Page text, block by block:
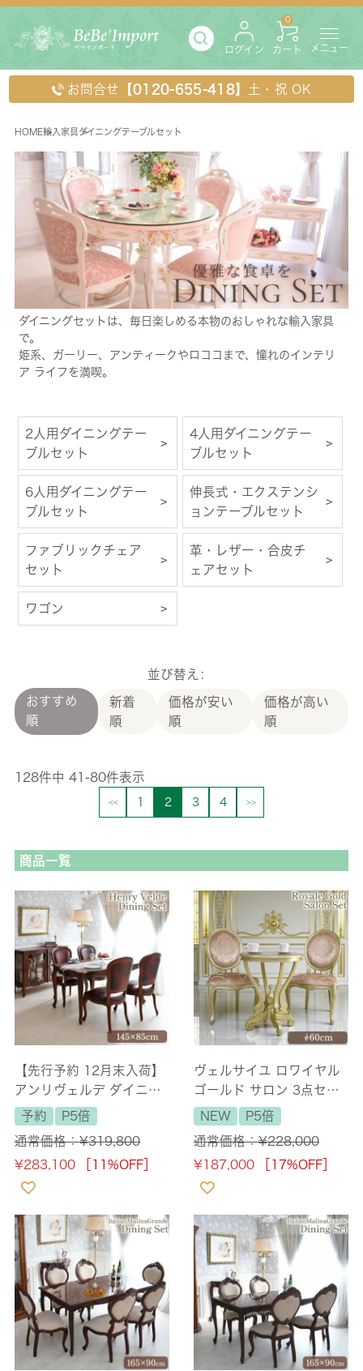
ログイン カート
0
メニュー
お問合せ 【0120-655-418】 土・祝 OK
HOME輸入家具ダイニングテーブルセット
ダイニングテーブルセット
ダイニングセットは、毎日楽しめる本物のおしゃれな輸入家具
で。
姫系、ガーリー、アンティークやロココまで、憧れのインテリ
ア ライフを満喫。
2人用ダイニングテー
ブルセット
4人用ダイニングテー
ブルセット
6人用ダイニングテー
ブルセット
伸長式・エクステンシ
ョンテーブルセット
ファブリックチェア
セット
革・レザー・合皮チ
ェアセット
ワゴン
並び替え
おすすめ
順
新着
順
価格が安い
順
価格が高い
順
128件中 41 -80件表示
2 3 4
商品一覧
【先行予約 12月末入荷】
アンリヴェルデ ダイニン
グセット5P 4人掛け ブラ
ウン ワイン 幅145cm
【送料無料/設置サービス
付】
予約
P5倍
通常価格：¥319,800
¥283,100 ［11%OFF］
ヴェルサイユ ロワイヤル
ゴールド サロン 3点セッ
ト 二人掛け(2人用) 【送
料無料/設置サービス付】
NEW
P5倍
通常価格：¥228,000
¥187,000 ［17%OFF］